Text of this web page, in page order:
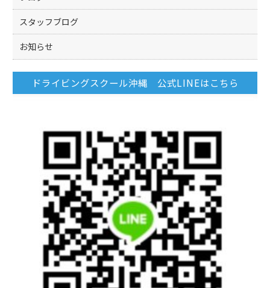
スタッフブログ
お知らせ
ドライビングスクール沖縄 公式LINEはこちら